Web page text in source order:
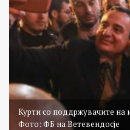
Курти со поддржувачите на
Фото: ФБ на Ветевендосје